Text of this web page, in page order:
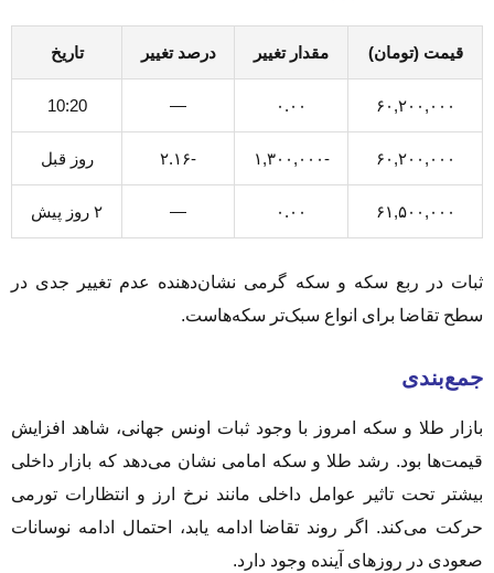
قیمت (تومان) مقدار تغییر درصد تغییر تاریخ
۶۰,۲۰۰,۰۰۰ ۰.۰۰ —
10:20
۶۰,۲۰۰,۰۰۰ -۱,۳۰۰,۰۰۰ -۲.۱۶ روز قبل
۶۱,۵۰۰,۰۰۰ ۰.۰۰ — ۲ روز پیش
ثبات در ربع سکه و سکه گرمی نشان‌دهنده عدم تغییر جدی در
سطح تقاضا برای انواع سبک‌تر سکه‌هاست.
جمع‌بندی
بازار طلا و سکه امروز با وجود ثبات اونس جهانی، شاهد افزایش
قیمت‌ها بود. رشد طلا و سکه امامی نشان می‌دهد که بازار داخلی
بیشتر تحت تاثیر عوامل داخلی مانند نرخ ارز و انتظارات تورمی
حرکت می‌کند. اگر روند تقاضا ادامه یابد، احتمال ادامه نوسانات
صعودی در روزهای آینده وجود دارد.